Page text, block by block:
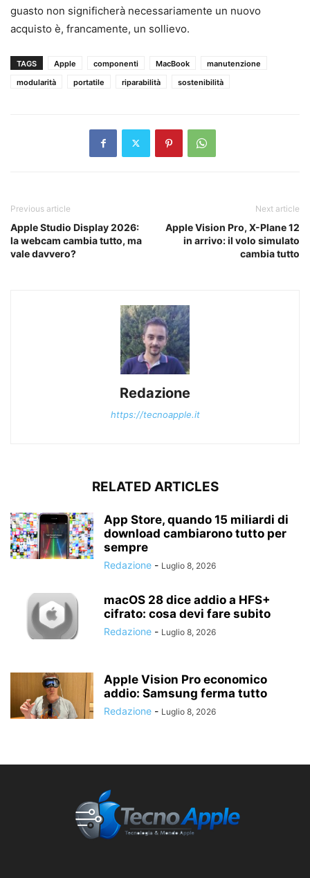
guasto non significherà necessariamente un nuovo
acquisto è, francamente, un sollievo.
TAGS Apple componenti MacBook
manutenzione
modularità
portatile riparabilità sostenibilità
Previous article
Apple Studio Display 2026:
la webcam cambia tutto, ma
vale davvero?
Next article
Apple Vision Pro, X-Plane 12
in arrivo: il volo simulato
cambia tutto
Redazione
https://tecnoapple.it
RELATED ARTICLES
App Store, quando 15 miliardi di
download cambiarono tutto per
sempre
Redazione - Luglio 8, 2026
macOS 28 dice addio a HFS+
cifrato: cosa devi fare subito
Redazione - Luglio 8, 2026
Apple Vision Pro economico
addio: Samsung ferma tutto
Redazione - Luglio 8, 2026